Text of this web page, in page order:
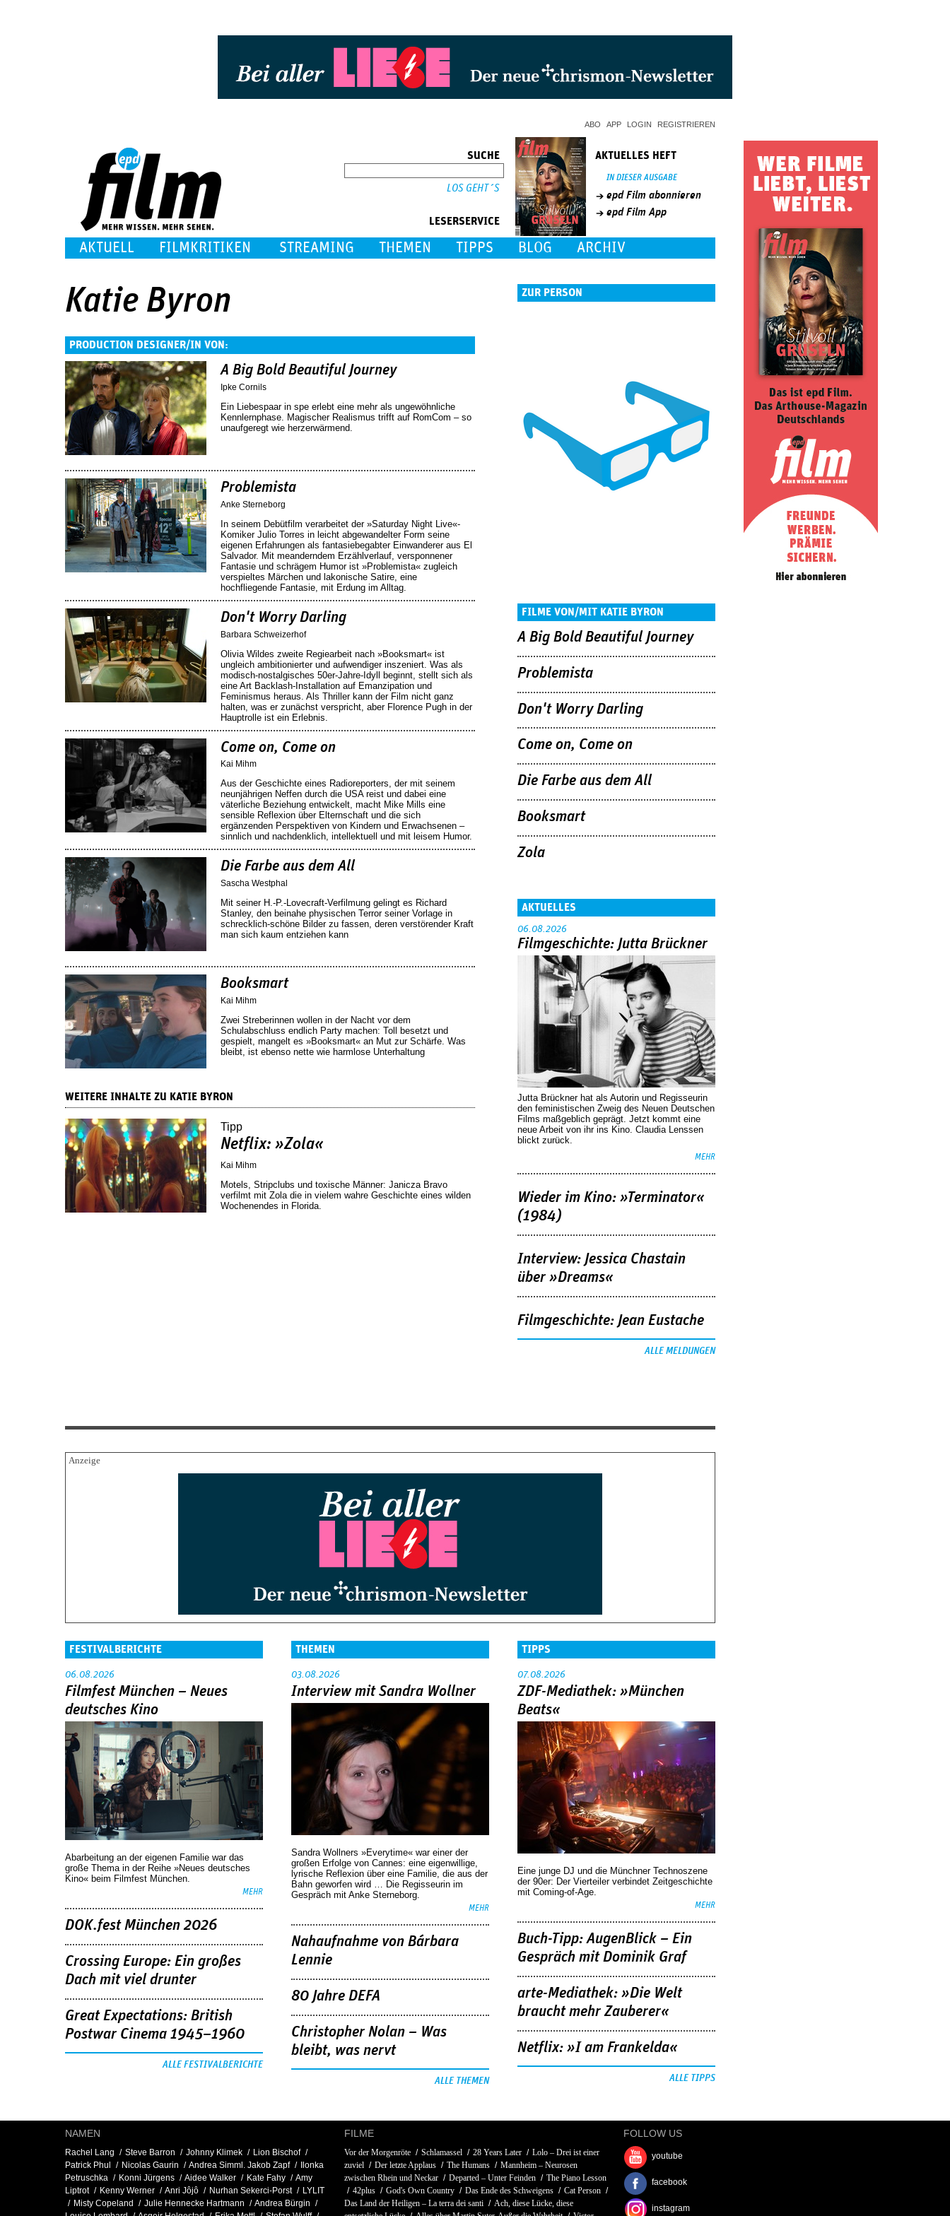
ABO APP LOGIN REGISTRIEREN
SUCHE
LESERSERVICE
AKTUELLES HEFT
IN DIESER AUSGABE
epd Film abonnieren
epd Film App
AKTUELL FILMKRITIKEN STREAMING THEMEN TIPPS BLOG ARCHIV
Katie Byron
PRODUCTION DESIGNER/IN VON:
A Big Bold Beautiful Journey
Ipke Cornils
Ein Liebespaar in spe erlebt eine mehr als ungewöhnliche
Kennlernphase. Magischer Realismus trifft auf RomCom – so
unaufgeregt wie herzerwärmend.
Problemista
Anke Sterneborg
In seinem Debütfilm verarbeitet der »Saturday Night Live«-
Komiker Julio Torres in leicht abgewandelter Form seine
eigenen Erfahrungen als fantasiebegabter Einwanderer aus El
Salvador. Mit meanderndem Erzählverlauf, versponnener
Fantasie und schrägem Humor ist »Problemista« zugleich
verspieltes Märchen und lakonische Satire, eine
hochfliegende Fantasie, mit Erdung im Alltag.
Don't Worry Darling
Barbara Schweizerhof
Olivia Wildes zweite Regiearbeit nach »Booksmart« ist
ungleich ambitionierter und aufwendiger inszeniert. Was als
modisch-nostalgisches 50er-Jahre-Idyll beginnt, stellt sich als
eine Art Backlash-Installation auf Emanzipation und
Feminismus heraus. Als Thriller kann der Film nicht ganz
halten, was er zunächst verspricht, aber Florence Pugh in der
Hauptrolle ist ein Erlebnis.
Come on, Come on
Kai Mihm
Aus der Geschichte eines Radioreporters, der mit seinem
neunjährigen Neffen durch die USA reist und dabei eine
väterliche Beziehung entwickelt, macht Mike Mills eine
sensible Reflexion über Elternschaft und die sich
ergänzenden Perspektiven von Kindern und Erwachsenen –
sinnlich und nachdenklich, intellektuell und mit leisem Humor.
Die Farbe aus dem All
Sascha Westphal
Mit seiner H.-P.-Lovecraft-Verfilmung gelingt es Richard
Stanley, den beinahe physischen Terror seiner Vorlage in
schrecklich-schöne Bilder zu fassen, deren verstörender Kraft
man sich kaum entziehen kann
Booksmart
Kai Mihm
Zwei Streberinnen wollen in der Nacht vor dem
Schulabschluss endlich Party machen: Toll besetzt und
gespielt, mangelt es »Booksmart« an Mut zur Schärfe. Was
bleibt, ist ebenso nette wie harmlose Unterhaltung
WEITERE INHALTE ZU KATIE BYRON
Tipp
Netflix: »Zola«
Kai Mihm
Motels, Stripclubs und toxische Männer: Janicza Bravo
verfilmt mit Zola die in vielem wahre Geschichte eines wilden
Wochenendes in Florida.
ZUR PERSON
FILME VON/MIT KATIE BYRON
A Big Bold Beautiful Journey
Problemista
Don't Worry Darling
Come on, Come on
Die Farbe aus dem All
Booksmart
Zola
AKTUELLES
06.08.2026
Filmgeschichte: Jutta Brückner
Jutta Brückner hat als Autorin und Regisseurin
den feministischen Zweig des Neuen Deutschen
Films maßgeblich geprägt. Jetzt kommt eine
neue Arbeit von ihr ins Kino. Claudia Lenssen
blickt zurück.
MEHR
Wieder im Kino: »Terminator«
(1984)
Interview: Jessica Chastain
über »Dreams«
Filmgeschichte: Jean Eustache
ALLE MELDUNGEN
FESTIVALBERICHTE
06.08.2026
Filmfest München – Neues
deutsches Kino
Abarbeitung an der eigenen Familie war das
große Thema in der Reihe »Neues deutsches
Kino« beim Filmfest München.
MEHR
DOK.fest München 2026
Crossing Europe: Ein großes
Dach mit viel drunter
Great Expectations: British
Postwar Cinema 1945–1960
ALLE FESTIVALBERICHTE
THEMEN
03.08.2026
Interview mit Sandra Wollner
Sandra Wollners »Everytime« war einer der
großen Erfolge von Cannes: eine eigenwillige,
lyrische Reflexion über eine ­Familie, die aus der
Bahn geworfen wird … Die Regisseurin im
Gespräch mit Anke Sterneborg.
MEHR
Nahaufnahme von Bárbara
Lennie
80 Jahre DEFA
Christopher Nolan – Was
bleibt, was nervt
ALLE THEMEN
TIPPS
07.08.2026
ZDF-Mediathek: »München
Beats«
Eine junge DJ und die Münchner Technoszene
der 90er: Der Vierteiler verbindet Zeitgeschichte
mit Coming-of-Age.
MEHR
Buch-Tipp: AugenBlick – Ein
Gespräch mit Dominik Graf
arte-Mediathek: »Die Welt
braucht mehr Zauberer«
Netflix: »I am Frankelda«
ALLE TIPPS
NAMEN
Rachel Lang Steve Barron Johnny Klimek
Lion Bischof
Patrick Phul
Nicolas Gaurin Andrea Simml. Jakob Zapf
Ilonka
Petruschka
Konni Jürgens Aidee Walker Kate Fahy
Amy
Liptrot
Kenny Werner Anri Jôjô Nurhan Sekerci-Porst
LYLIT
Misty Copeland
Julie Hennecke Hartmann
Andrea Bürgin
FILME
Vor der Morgenröte Schlamassel 28 Years Later
Lolo – Drei ist einer
zuviel
Der letzte Applaus The Humans
Mannheim – Neurosen
zwischen Rhein und Neckar
Departed – Unter Feinden
The Piano Lesson
42plus
God's Own Country Das Ende des Schweigens
Cat Person
Das Land der Heiligen – La terra dei santi
Ach, diese Lücke, diese
FOLLOW US
youtube
facebook
instagram